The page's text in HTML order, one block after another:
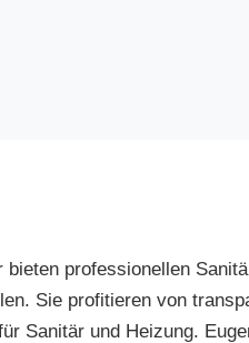
professionellen
Sie profitieren von
Sanitär und Heizung.